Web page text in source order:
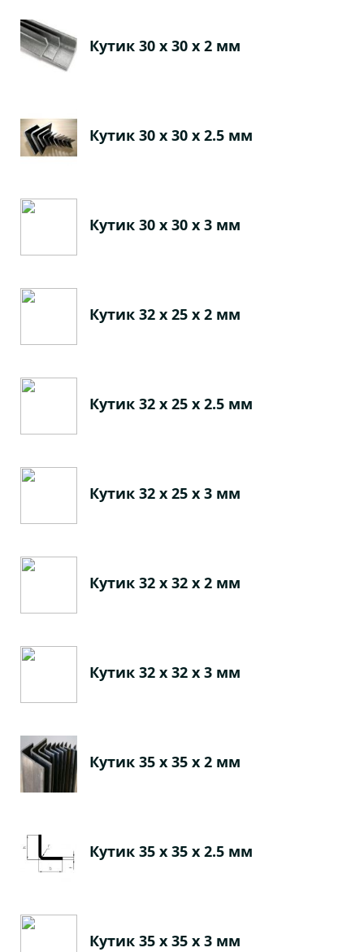
Кутик 30 х 30 х 2 мм
Кутик 30 х 30 х 2.5 мм
Кутик 30 х 30 х 3 мм
Кутик 32 х 25 х 2 мм
Кутик 32 х 25 х 2.5 мм
Кутик 32 х 25 х 3 мм
Кутик 32 х 32 х 2 мм
Кутик 32 х 32 х 3 мм
Кутик 35 х 35 х 2 мм
Кутик 35 х 35 х 2.5 мм
Кутик 35 х 35 х 3 мм